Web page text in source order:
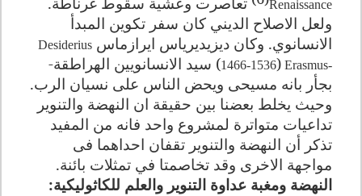
Renaissance
ولعل الاصلاح الديني كان سفر تكوين المبدأ
الانسانوي. وكان ديزيديرياس ايرازماس Desiderius
Erasmus-
(
1466-1536) سيد الانسانويين الهراطقة-
بجأر بانه مسيحى ويحض الناس على نسيان الرب.
وحيث يخلط بعضنا بين حقيقة ان النهضة والتنوير
تداعيات متواترة لمشروع واحد فانه من المفيد
تذكر أن النهضة والتنوير تقفان احداهما فى
مواجهة الاخرى وقد تخاصمتا في تمثلات بائنة.
النهضة ومغبة عداوة التنوير والعلم للكاثوليكية: